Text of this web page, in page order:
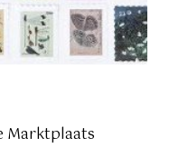
Marktplaats